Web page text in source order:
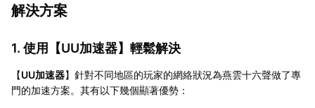
解決方案
1. 使用【UU加速器】輕鬆解決
【UU加速器】針對不同地區的玩家的網絡狀況為燕雲十六聲做了專
門的加速方案。其有以下幾個顯著優勢：